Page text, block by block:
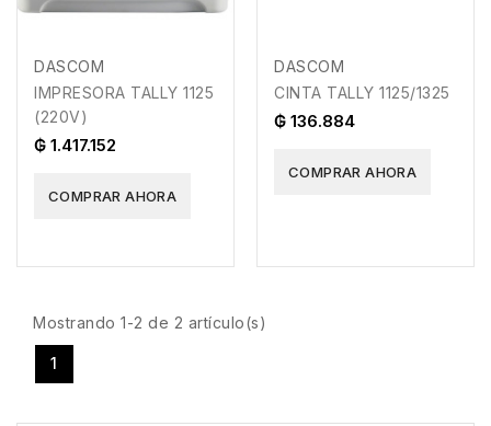
DASCOM
IMPRESORA TALLY 1125
(220V)
₲ 1.417.152
COMPRAR AHORA
DASCOM
CINTA TALLY 1125/1325
₲ 136.884
COMPRAR AHORA
Mostrando 1-2 de 2 artículo(s)
1